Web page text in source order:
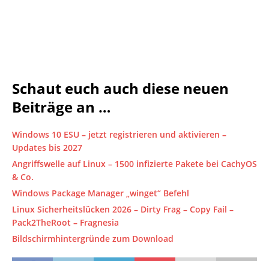
Schaut euch auch diese neuen
Beiträge an …
Windows 10 ESU – jetzt registrieren und aktivieren –
Updates bis 2027
Angriffswelle auf Linux – 1500 infizierte Pakete bei CachyOS
& Co.
Windows Package Manager „winget“ Befehl
Linux Sicherheitslücken 2026 – Dirty Frag – Copy Fail –
Pack2TheRoot – Fragnesia
Bildschirmhintergründe zum Download